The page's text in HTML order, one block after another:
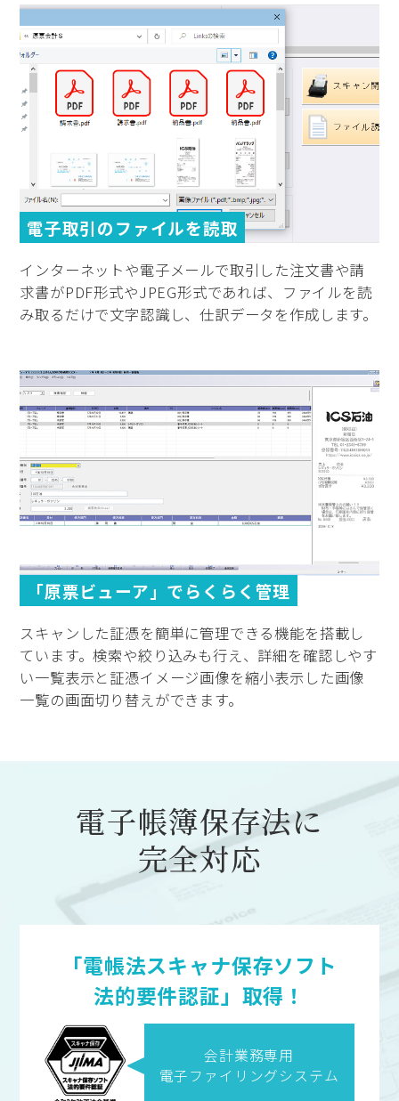
電子取引のファイルを読取
インターネットや電子メールで取引した注文書や請
求書がPDF形式やJPEG形式であれば、ファイルを読
み取るだけで文字認識し、仕訳データを作成します。
「原票ビューア」でらくらく管理
スキャンした証憑を簡単に管理できる機能を搭載し
ています。検索や絞り込みも行え、詳細を確認しやす
い一覧表示と証憑イメージ画像を縮小表示した画像
一覧の画面切り替えができます。
電子帳簿保存法に
完全対応
「電帳法スキャナ保存ソフト
法的要件認証」取得！
会計業務専用
電子ファイリングシステム